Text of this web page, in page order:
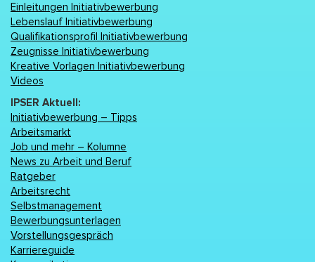
Einleitungen Initiativbewerbung
Lebenslаuf Initiativbewerbung
Qualifikationsprofil Initiativbewerbung
Zeugnisse Initiativbewerbung
Kreative Vorlagen Initiativbewerbung
Videos
IPSER Aktuell:
Initiativbewerbung – Tipps
Arbeitsmarkt
Job und mehr – Kolumne
News zu Arbeit und Beruf
Ratgeber
Arbeitsrecht
Selbstmanagement
Bewerbungsunterlagen
Vorstellungsgespräch
Karriereguide